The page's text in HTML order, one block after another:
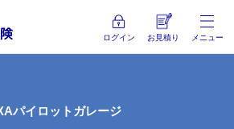
ログイン お見積り メニュー
パイロットガレージ